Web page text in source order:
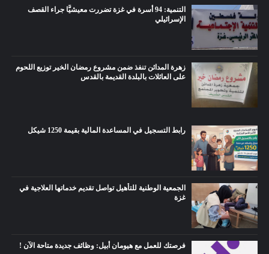
التنمية: 94 أسرة في غزة تضررت معيشيًّا جراء القصف
الإسرائيلي
زهرة المدائن تنفذ ضمن مشروع رمضان الخير توزيع اللحوم
على العائلات بالبلدة القديمة بالقدس
رابط التسجيل في المساعدة المالية بقيمة 1250 شيكل
الجمعية الوطنية للتأهيل تواصل تقديم خدماتها العلاجية في
غزة
فرصتك للعمل مع هيومان أبيل: وظائف جديدة متاحة الآن !